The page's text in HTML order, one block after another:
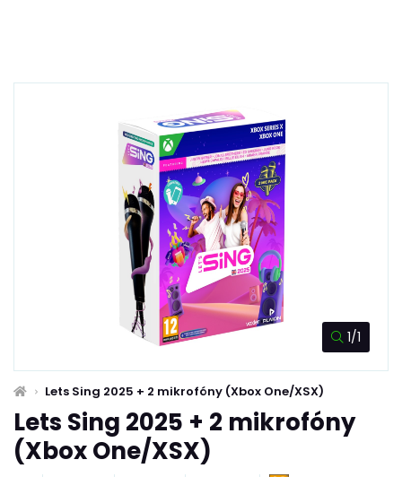
1/1
Lets Sing 2025 + 2 mikrofóny (Xbox One/XSX)
Lets Sing 2025 + 2 mikrofóny
(Xbox One/XSX)